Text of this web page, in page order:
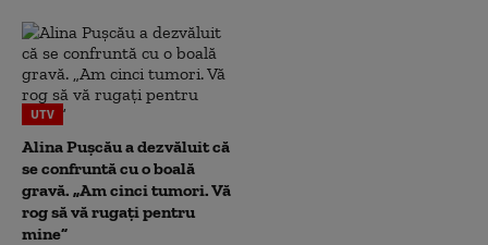
UTV
Alina Pușcău a dezvăluit că
se confruntă cu o boală
gravă. „Am cinci tumori. Vă
rog să vă rugați pentru
mine”